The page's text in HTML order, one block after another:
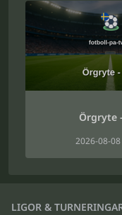
Örgryte
2026-08-
LIGOR &